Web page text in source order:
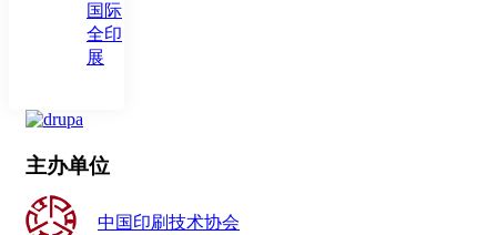
国际
全印
展
主办单位
中国印刷技术协会